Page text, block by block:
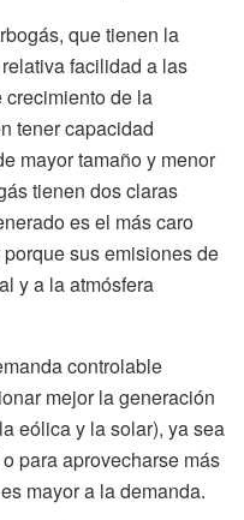
que tienen la
facilidad a las
de la
tener capacidad
mayor tamaño y menor
tienen dos claras
es el más caro
sus emisiones de
y a la atmósfera
controlable
mejor la generación
eólica y la solar), ya sea
para aprovecharse más
mayor a la demanda.